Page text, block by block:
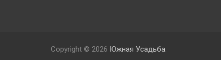
Copyright © 2026 Южная Усадьба.